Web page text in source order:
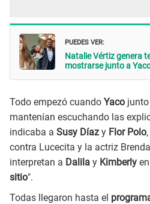
PUEDES VER:
Natalie Vértiz genera
mostrarse junto a
Todo empezó cuando Yaco
mantenían escuchando las
indicaba a Susy Díaz y Flor Polo
contra Lucecita y la actriz
interpretan a Dalila y Kimberly
sitio".
Todas llegaron hasta el